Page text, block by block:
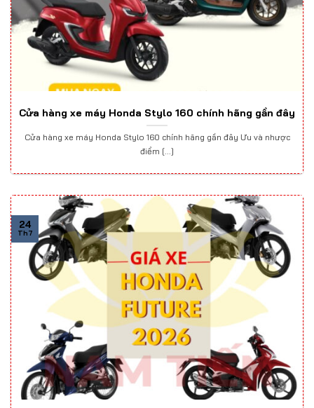
Cửa hàng xe máy Honda Stylo 160 chính hãng gần đây
Cửa hàng xe máy Honda Stylo 160 chính hãng gần đây Ưu và nhược
điểm [...]
24
Th7